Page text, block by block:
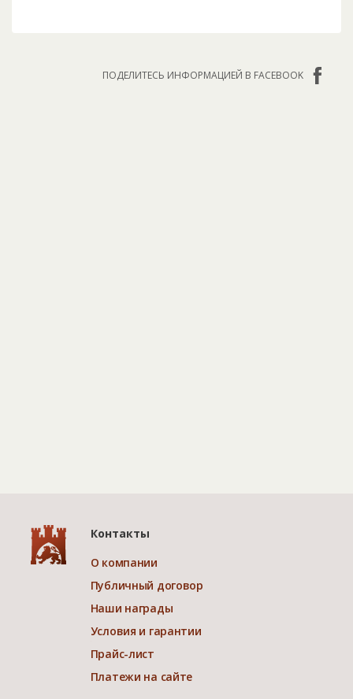
ПОДЕЛИТЕСЬ ИНФОРМАЦИЕЙ В FACEBOOK
Контакты
О компании
Публичный договор
Наши награды
Условия и гарантии
Прайс-лист
Платежи на сайте